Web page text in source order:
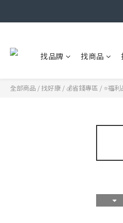
找品牌 找商品
全部商品 /找好康 / 💰省錢專區 / ⭐福利